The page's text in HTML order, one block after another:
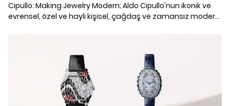
Cipullo: Making Jewelry Modern; Aldo Cipullo'nun ikonik ve
evrensel, özel ve hayli kişisel, çağdaş ve zamansız modern